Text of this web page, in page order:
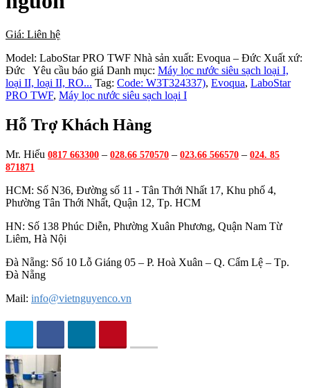
Giá: Liên hệ
Model: LaboStar PRO TWF Nhà sản xuất: Evoqua – Đức Xuất xứ:
Đức
Yêu cầu báo giá Danh mục: Máy lọc nước siêu sạch loại I,
loại II, loại II, RO... Tag: Code: W3T324337), Evoqua, LaboStar
PRO TWF, Máy lọc nước siêu sạch loại I
Hỗ Trợ Khách Hàng
Mr. Hiếu 0817 663300 – 028.66 570570 – 023.66 566570 – 024. 85
871871
HCM: Số N36, Đường số 11 - Tân Thới Nhất 17, Khu phố 4,
Phường Tân Thới Nhất, Quận 12, Tp. HCM
HN: Số 138 Phúc Diễn, Phường Xuân Phương, Quận Nam Từ
Liêm, Hà Nội
Đà Nẵng: Số 10 Lỗ Giáng 05 – P. Hoà Xuân – Q. Cẩm Lệ – Tp.
Đà Nẵng
Mail: info@vietnguyenco.vn